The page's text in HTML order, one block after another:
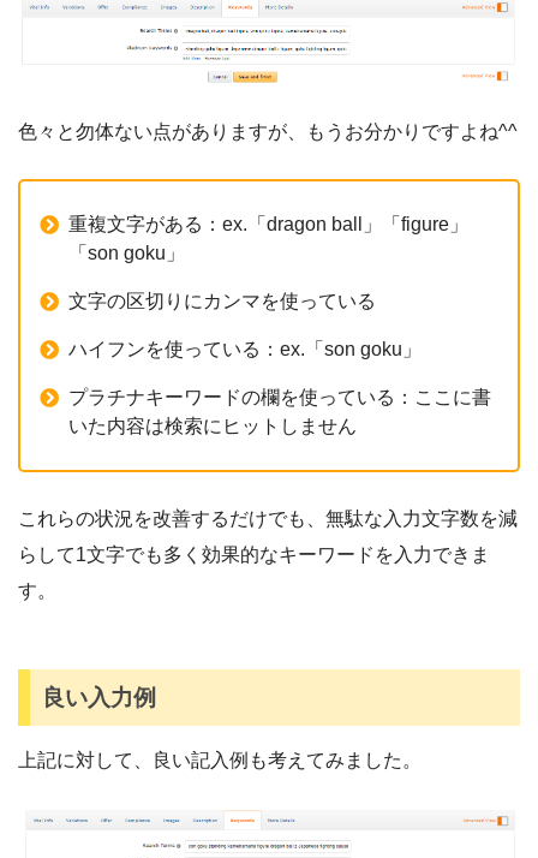
色々と勿体ない点がありますが、もうお分かりですよね^^
重複文字がある：ex.「dragon ball」「figure」
「son goku」
文字の区切りにカンマを使っている
ハイフンを使っている：ex.「son goku」
プラチナキーワードの欄を使っている：ここに書
いた内容は検索にヒットしません
これらの状況を改善するだけでも、無駄な入力文字数を減
らして1文字でも多く効果的なキーワードを入力できま
す。
良い入力例
上記に対して、良い記入例も考えてみました。